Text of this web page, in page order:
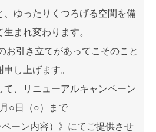
、ゆったりくつろげる空間を備
まれ変わります。
お引き立てがあってこそのこと
し上げます。
て、リニューアルキャンペーン
○日（○）まで
ーン内容）》にてご提供させ